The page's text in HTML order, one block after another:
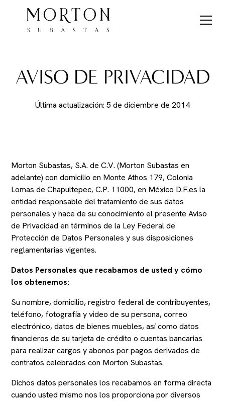
AVISO DE PRIVACIDAD
Última actualización: 5 de diciembre de 2014
Morton Subastas, S.A. de C.V. (Morton Subastas en
adelante) con domicilio en Monte Athos 179, Colonia
Lomas de Chapultepec, C.P. 11000, en México D.F.es la
entidad responsable del tratamiento de sus datos
personales y hace de su conocimiento el presente Aviso
de Privacidad en términos de la Ley Federal de
Protección de Datos Personales y sus disposiciones
reglamentarias vigentes.
Datos Personales que recabamos de usted y cómo
los obtenemos:
Su nombre, domicilio, registro federal de contribuyentes,
teléfono, fotografía y video de su persona, correo
electrónico, datos de bienes muebles, así como datos
financieros de su tarjeta de crédito o cuentas bancarias
para realizar cargos y abonos por pagos derivados de
contratos celebrados con Morton Subastas.
Dichos datos personales los recabamos en forma directa
cuando usted mismo nos los proporciona por diversos